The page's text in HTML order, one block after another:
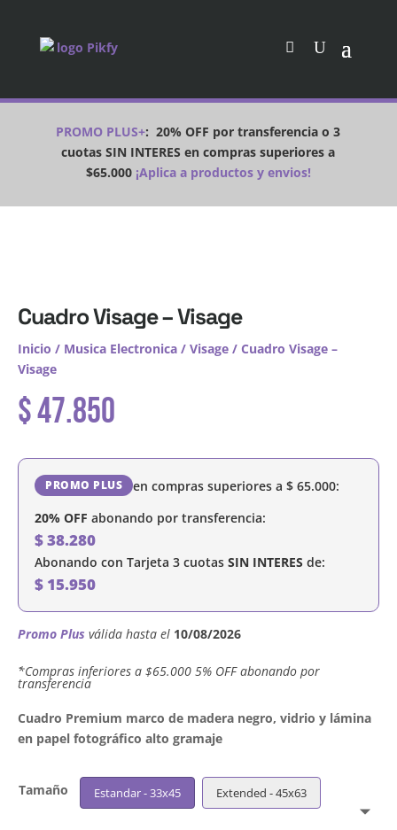
PROMO PLUS+:20% OFF por transferencia o 3
cuotas SIN INTERES en compras superiores a
$65.000¡Aplica a productos y envios!
Cuadro Visage – Visage
Inicio / Musica Electronica / Visage / Cuadro Visage –
Visage
$47.850
PROMO PLUS en compras superiores a $ 65.000:
20% OFF abonando por transferencia:
$38.280
Abonando con Tarjeta 3 cuotas SIN INTERES de:
$ 15.950
Promo Plus válida hasta el 10/08/2026
´*Compras inferiores a $65.000 5% OFF abonando por
transferencia
Cuadro Premium marco de madera negro, vidrio y lámina
en papel fotográfico alto gramaje
Tamaño Estandar - 33x45 Extended - 45x63